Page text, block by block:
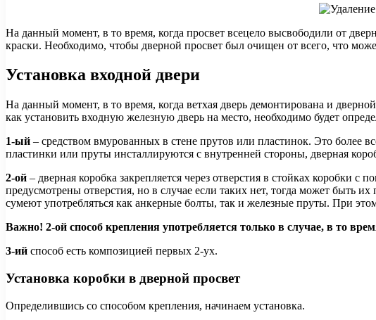
На данный момент, в то время, когда просвет всецело высвободили от
краски. Необходимо, чтобы дверной просвет был очищен от всего, что
Установка входной двери
На данный момент, в то время, когда ветхая дверь демонтирована и
как установить входную железную дверь на место, необходимо будет
1-ый – средством вмурованных в стене прутов или пластинок. Это более
пластинки или пруты инсталлируются с внутренней стороны, дверная
2-ой – дверная коробка закрепляется через отверстия в стойках коробки
предусмотрены отверстия, но в случае если таких нет, тогда может быть
сумеют употребляться как анкерные болты, так и железные пруты. При
Важно! 2-ой способ крепления употребляется только в случае, в то
3-ий способ есть композицией первых 2-ух.
Установка коробки в дверной просвет
Определившись со способом крепления, начинаем установка.